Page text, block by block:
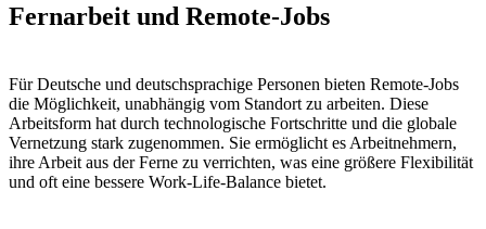
Fernarbeit und Remote-Jobs
Für Deutsche und deutschsprachige Personen bieten Remote-Jobs
die Möglichkeit, unabhängig vom Standort zu arbeiten. Diese
Arbeitsform hat durch technologische Fortschritte und die globale
Vernetzung stark zugenommen. Sie ermöglicht es Arbeitnehmern,
ihre Arbeit aus der Ferne zu verrichten, was eine größere Flexibilität
und oft eine bessere Work-Life-Balance bietet.